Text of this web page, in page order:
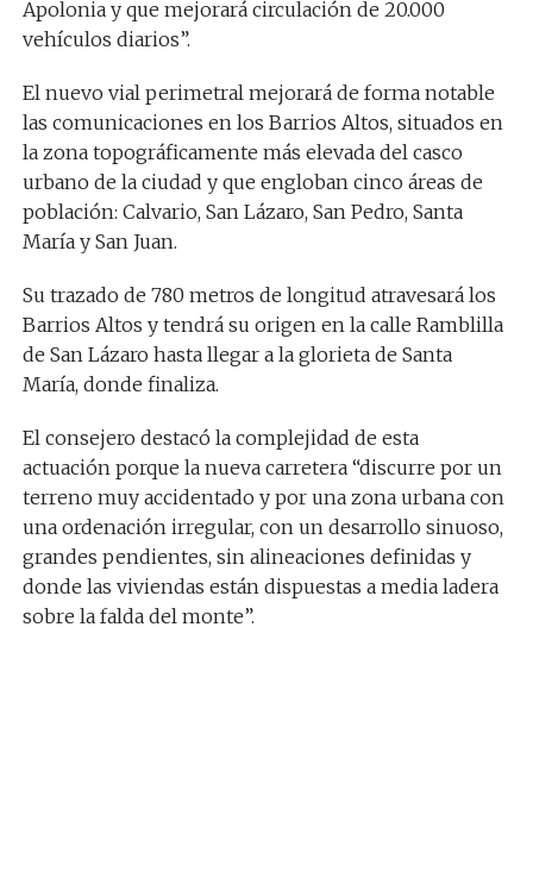
Apolonia y que mejorará circulación de 20.000
vehículos diarios”.
El nuevo vial perimetral mejorará de forma notable
las comunicaciones en los Barrios Altos, situados en
la zona topográficamente más elevada del casco
urbano de la ciudad y que engloban cinco áreas de
población: Calvario, San Lázaro, San Pedro, Santa
María y San Juan.
Su trazado de 780 metros de longitud atravesará los
Barrios Altos y tendrá su origen en la calle Ramblilla
de San Lázaro hasta llegar a la glorieta de Santa
María, donde finaliza.
El consejero destacó la complejidad de esta
actuación porque la nueva carretera “discurre por un
terreno muy accidentado y por una zona urbana con
una ordenación irregular, con un desarrollo sinuoso,
grandes pendientes, sin alineaciones definidas y
donde las viviendas están dispuestas a media ladera
sobre la falda del monte”.